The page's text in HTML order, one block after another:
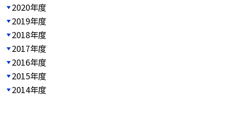
2020年度
2019年度
2018年度
2017年度
2016年度
2015年度
2014年度